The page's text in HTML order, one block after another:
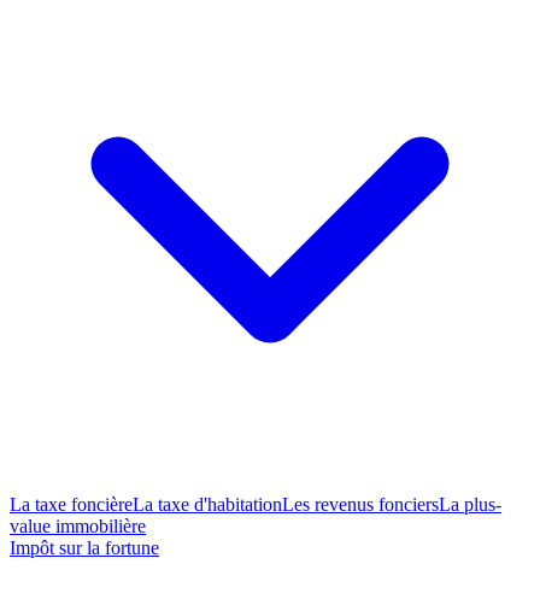
La taxe foncièreLa taxe d'habitationLes revenus fonciersLa plus-
value immobilière
Impôt sur la fortune